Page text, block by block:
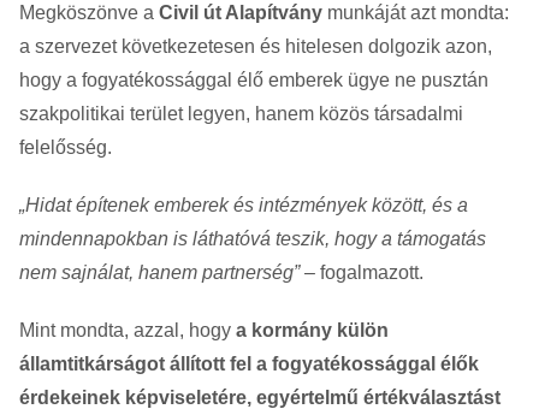
Megköszönve a Civil út Alapítvány munkáját azt mondta:
a szervezet következetesen és hitelesen dolgozik azon,
hogy a fogyatékossággal élő emberek ügye ne pusztán
szakpolitikai terület legyen, hanem közös társadalmi
felelősség.
„Hidat építenek emberek és intézmények között, és a
mindennapokban is láthatóvá teszik, hogy a támogatás
nem sajnálat, hanem partnerség”– fogalmazott.
Mint mondta, azzal, hogy a kormány külön
államtitkárságot állított fel a fogyatékossággal élők
érdekeinek képviseletére, egyértelmű értékválasztást